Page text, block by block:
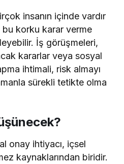
insanın içinde vardır
bu korku karar verme
İş görüşmeleri,
kararlar veya sosyal
ihtimali, risk almayı
sürekli tetikte olma
onay ihtiyacı, içsel
kaynaklarından biridir.